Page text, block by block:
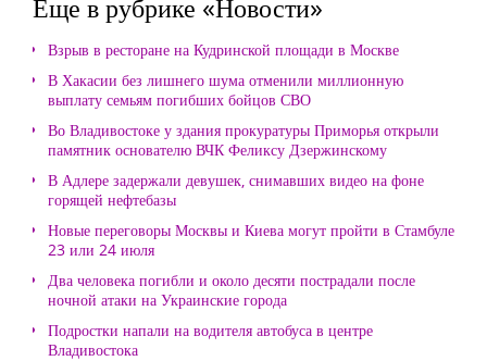
Взрыв в ресторане на Кудринской площади в Москве
В Хакасии без лишнего шума отменили миллионную
выплату семьям погибших бойцов СВО
Во Владивостоке у здания прокуратуры Приморья открыли
памятник основателю ВЧК Феликсу Дзержинскому
В Адлере задержали девушек, снимавших видео на фоне
горящей нефтебазы
Новые переговоры Москвы и Киева могут пройти в Стамбуле
23 или 24 июля
Два человека погибли и около десяти пострадали после
ночной атаки на Украинские города
Подростки напали на водителя автобуса в центре
Владивостока